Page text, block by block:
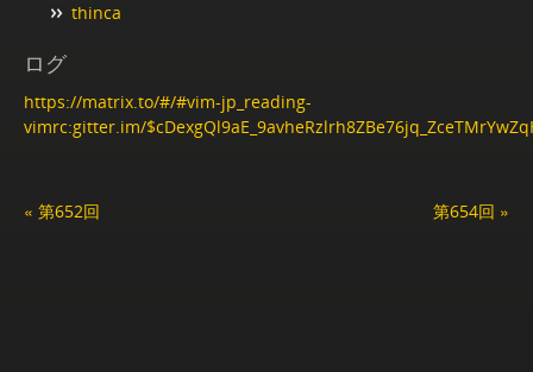
thinca
ログ
https://matrix.to/#/#vim-jp_reading-
vimrc:gitter.im/
« 第652回 第654回 »